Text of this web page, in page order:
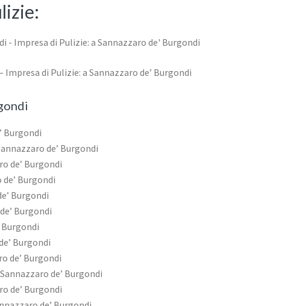
Impresa di Pulizie: a Sannazzaro de’ Burgondi
Burgondi
de’ Burgondi
de’ Burgondi
Burgondi
Burgondi
Burgondi
Burgondi
Burgondi
de’ Burgondi
de’ Burgondi
de’ Burgondi